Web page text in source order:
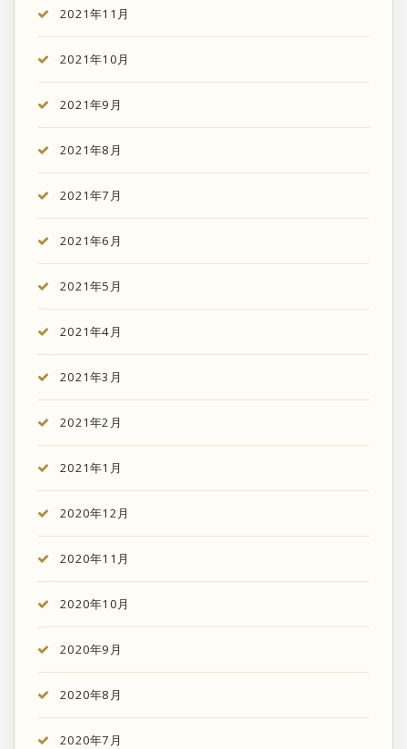
2021年11月
2021年10月
2021年9月
2021年8月
2021年7月
2021年6月
2021年5月
2021年4月
2021年3月
2021年2月
2021年1月
2020年12月
2020年11月
2020年10月
2020年9月
2020年8月
2020年7月